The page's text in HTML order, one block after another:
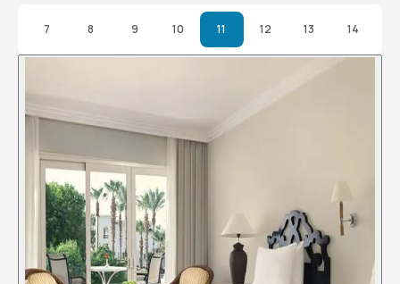
7 8 9 10 11 12 13 14